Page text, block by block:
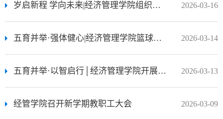
岁启新程 学向未来|经济管理学院组织观看四川省2026年春季开学第一课 2026-03-16
五育并举·强体健心|经济管理学院篮球队开展日常训练活动 2026-03-14
五育并举·以智启行│经济管理学院开展“科创赛事迎新桨，逐梦未来启华章”主题讲座 2026-03-13
经管学院召开新学期教职工大会 2026-03-09